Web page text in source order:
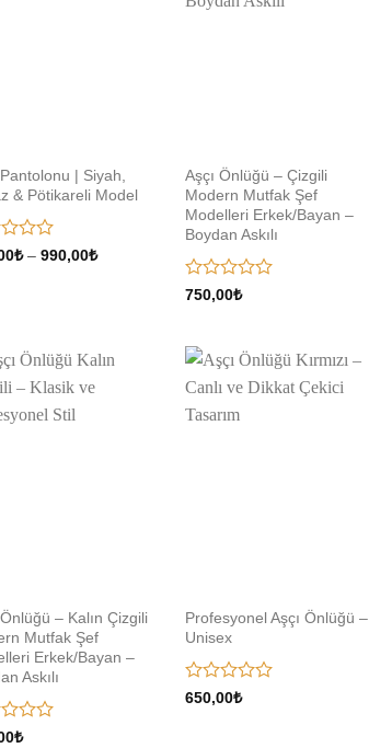
| Siyah,
& Pötikareli Model
₺ – 990,00₺Fiyat
Aşçı Önlüğü – Çizgili
Modern Mutfak Şef
Modelleri Erkek/Bayan –
Boydan Askılı
5
oy
aldı
750,00₺
– Kalın Çizgili
Mutfak Şef
Erkek/Bayan –
Askılı
₺
Profesyonel Aşçı Önlüğü –
Unisex
5
650,00₺